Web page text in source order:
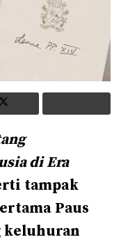
di Era
tampak
Paus
keluhuran